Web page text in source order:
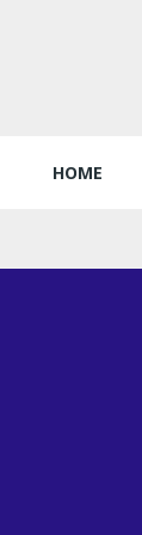
HOME